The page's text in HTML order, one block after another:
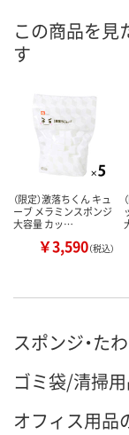
この商品を見
す
（限定）激落ちくん キュ
ーブ メラミンスポンジ
大容量 カッ…
￥3,590（税込）
スポンジ・た
ゴミ袋/清掃
オフィス用品